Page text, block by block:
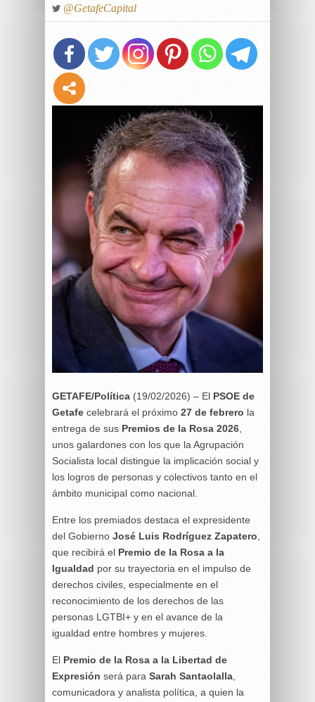
@GetafeCapital
GETAFE/Política (19/02/2026) – El PSOE de
Getafe celebrará el próximo 27 de febrero la
entrega de sus Premios de la Rosa 2026,
unos galardones con los que la Agrupación
Socialista local distingue la implicación social y
los logros de personas y colectivos tanto en el
ámbito municipal como nacional.
Entre los premiados destaca el expresidente
del Gobierno José Luis Rodríguez Zapatero,
que recibirá el Premio de la Rosa a la
Igualdad por su trayectoria en el impulso de
derechos civiles, especialmente en el
reconocimiento de los derechos de las
personas LGTBI+ y en el avance de la
igualdad entre hombres y mujeres.
El Premio de la Rosa a la Libertad de
Expresión será para Sarah Santaolalla,
comunicadora y analista política, a quien la